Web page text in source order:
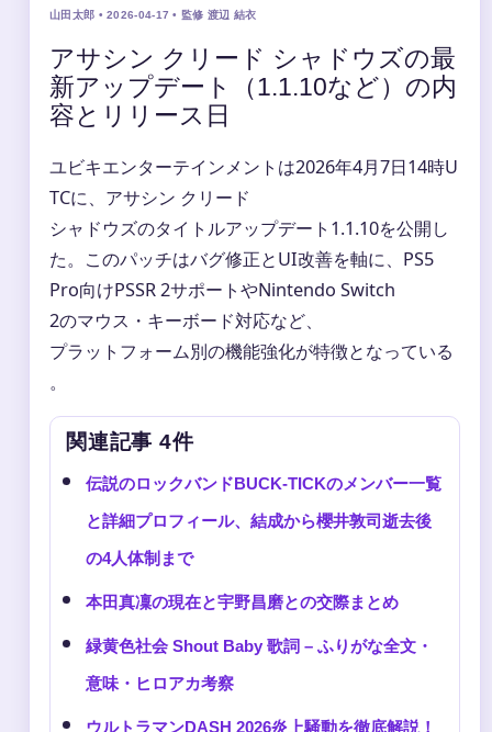
山田太郎 • 2026-04-17 • 監修 渡辺 結衣
アサシン クリード シャドウズの最
新アップデート（1.1.10など）の内
容とリリース日
ユビキエンターテインメントは2026年4月7日14時U
TCに、アサシン クリード
シャドウズのタイトルアップデート1.1.10を公開し
た。このパッチはバグ修正とUI改善を軸に、PS5
Pro向けPSSR 2サポートやNintendo Switch
2のマウス・キーボード対応など、
プラットフォーム別の機能強化が特徴となっている
。
関連記事 4件
伝説のロックバンドBUCK-TICKのメンバー一覧
と詳細プロフィール、結成から櫻井敦司逝去後
の4人体制まで
本田真凜の現在と宇野昌磨との交際まとめ
緑黄色社会 Shout Baby 歌詞 – ふりがな全文・
意味・ヒロアカ考察
ウルトラマンDASH 2026炎上騒動を徹底解説！